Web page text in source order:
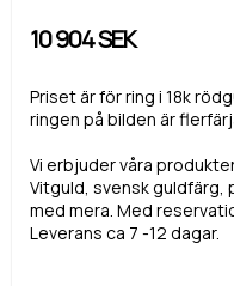
10 904 SEK
Priset är för ring i 18k
ringen på bilden är
Vi erbjuder våra
Vitguld, svensk guldfärg,
med mera. Med
Leverans ca 7 -12 dagar.